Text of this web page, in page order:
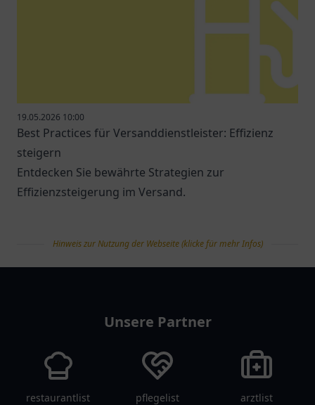
19.05.2026 10:00
Best Practices für Versanddienstleister: Effizienz
steigern
Entdecken Sie bewährte Strategien zur
Effizienzsteigerung im Versand.
Hinweis zur Nutzung der Webseite (klicke für mehr Infos)
Unsere Partner
restaurantlist pflegelist arztlist